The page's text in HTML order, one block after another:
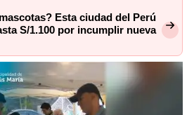
Esta ciudad del Perú
S/1.100 por incumplir nueva